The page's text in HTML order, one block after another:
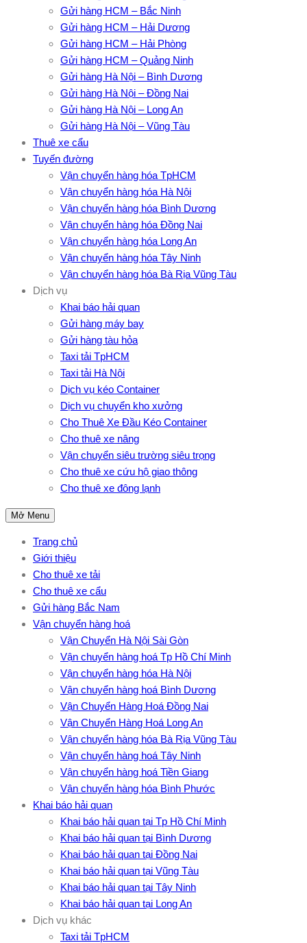
Gửi hàng HCM – Bắc Ninh
Gửi hàng HCM – Hải Dương
Gửi hàng HCM – Hải Phòng
Gửi hàng HCM – Quảng Ninh
Gửi hàng Hà Nội – Bình Dương
Gửi hàng Hà Nội – Đồng Nai
Gửi hàng Hà Nội – Long An
Gửi hàng Hà Nội – Vũng Tàu
Thuê xe cẩu
Tuyến đường
Vận chuyển hàng hóa TpHCM
Vận chuyển hàng hóa Hà Nội
Vận chuyển hàng hóa Bình Dương
Vận chuyển hàng hóa Đồng Nai
Vận chuyển hàng hóa Long An
Vận chuyển hàng hóa Tây Ninh
Vận chuyển hàng hóa Bà Rịa Vũng Tàu
Dịch vụ
Khai báo hải quan
Gửi hàng máy bay
Gửi hàng tàu hỏa
Taxi tải TpHCM
Taxi tải Hà Nội
Dịch vụ kéo Container
Dịch vụ chuyển kho xưởng
Cho Thuê Xe Đầu Kéo Container
Cho thuê xe nâng
Vận chuyển siêu trường siêu trọng
Cho thuê xe cứu hộ giao thông
Cho thuê xe đông lạnh
Mở Menu
Trang chủ
Giới thiệu
Cho thuê xe tải
Cho thuê xe cẩu
Gửi hàng Bắc Nam
Vận chuyển hàng hoá
Vận Chuyển Hà Nội Sài Gòn
Vận chuyển hàng hoá Tp Hồ Chí Minh
Vận chuyển hàng hóa Hà Nội
Vận chuyển hàng hoá Bình Dương
Vận Chuyển Hàng Hoá Đồng Nai
Vận Chuyển Hàng Hoá Long An
Vận chuyển hàng hóa Bà Rịa Vũng Tàu
Vận chuyển hàng hoá Tây Ninh
Vận chuyển hàng hoá Tiền Giang
Vận chuyển hàng hóa Bình Phước
Khai báo hải quan
Khai báo hải quan tại Tp Hồ Chí Minh
Khai báo hải quan tại Bình Dương
Khai báo hải quan tại Đồng Nai
Khai báo hải quan tại Vũng Tàu
Khai báo hải quan tại Tây Ninh
Khai báo hải quan tại Long An
Dịch vụ khác
Taxi tải TpHCM